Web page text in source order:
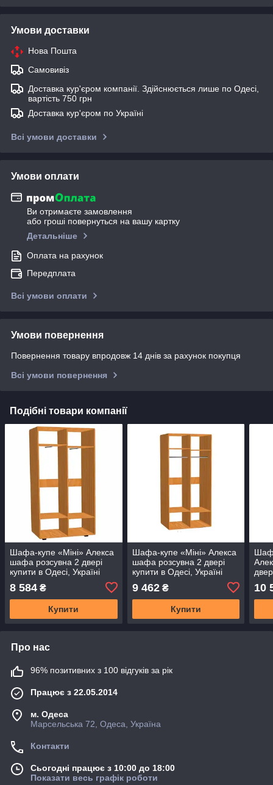
Умови доставки
Нова Пошта
Самовивіз
Доставка кур'єром компанії. Здійснюється лише по Одесі,
вартість 750 грн
Доставка кур'єром по Україні
Всі умови доставки
Умови оплати
Ви отримаєте замовлення
або гроші повернуться на вашу картку
Детальніше
Оплата на рахунок
Передплата
Всі умови оплати
Умови повернення
Повернення товару впродовж 14 днів за рахунок покупця
Всі умови повернення
Подібні товари компанії
Шафа-купе «Міні» Алекса
шафа розсувна 2 двері
купити в Одесі, Україні
8 584 ₴
Купити
Шафа-купе «Міні» Алекса
шафа розсувна 2 двері
купити в Одесі, Україні
9 462₴
Купити
10
Про нас
96% позитивних з 100 відгуків за рік
Працює з 22.05.2014
м. Одеса
Марсельська 72, Одеса, Україна
Контакти
Сьогодні працює з 10:00 до 18:00
Показати весь графік роботи